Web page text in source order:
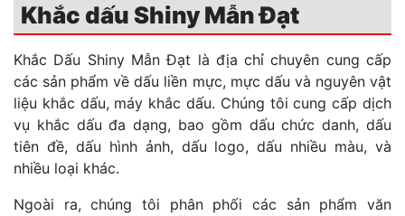
Khắc dấu Shiny Mẫn Đạt
Khắc Dấu Shiny Mẫn Đạt là địa chỉ chuyên cung cấp
các sản phẩm về dấu liền mực, mực dấu và nguyên vật
liệu khắc dấu, máy khắc dấu. Chúng tôi cung cấp dịch
vụ khắc dấu đa dạng, bao gồm dấu chức danh, dấu
tiên đề, dấu hình ảnh, dấu logo, dấu nhiều màu, và
nhiều loại khác.
Ngoài ra, chúng tôi phân phối các sản phẩm văn